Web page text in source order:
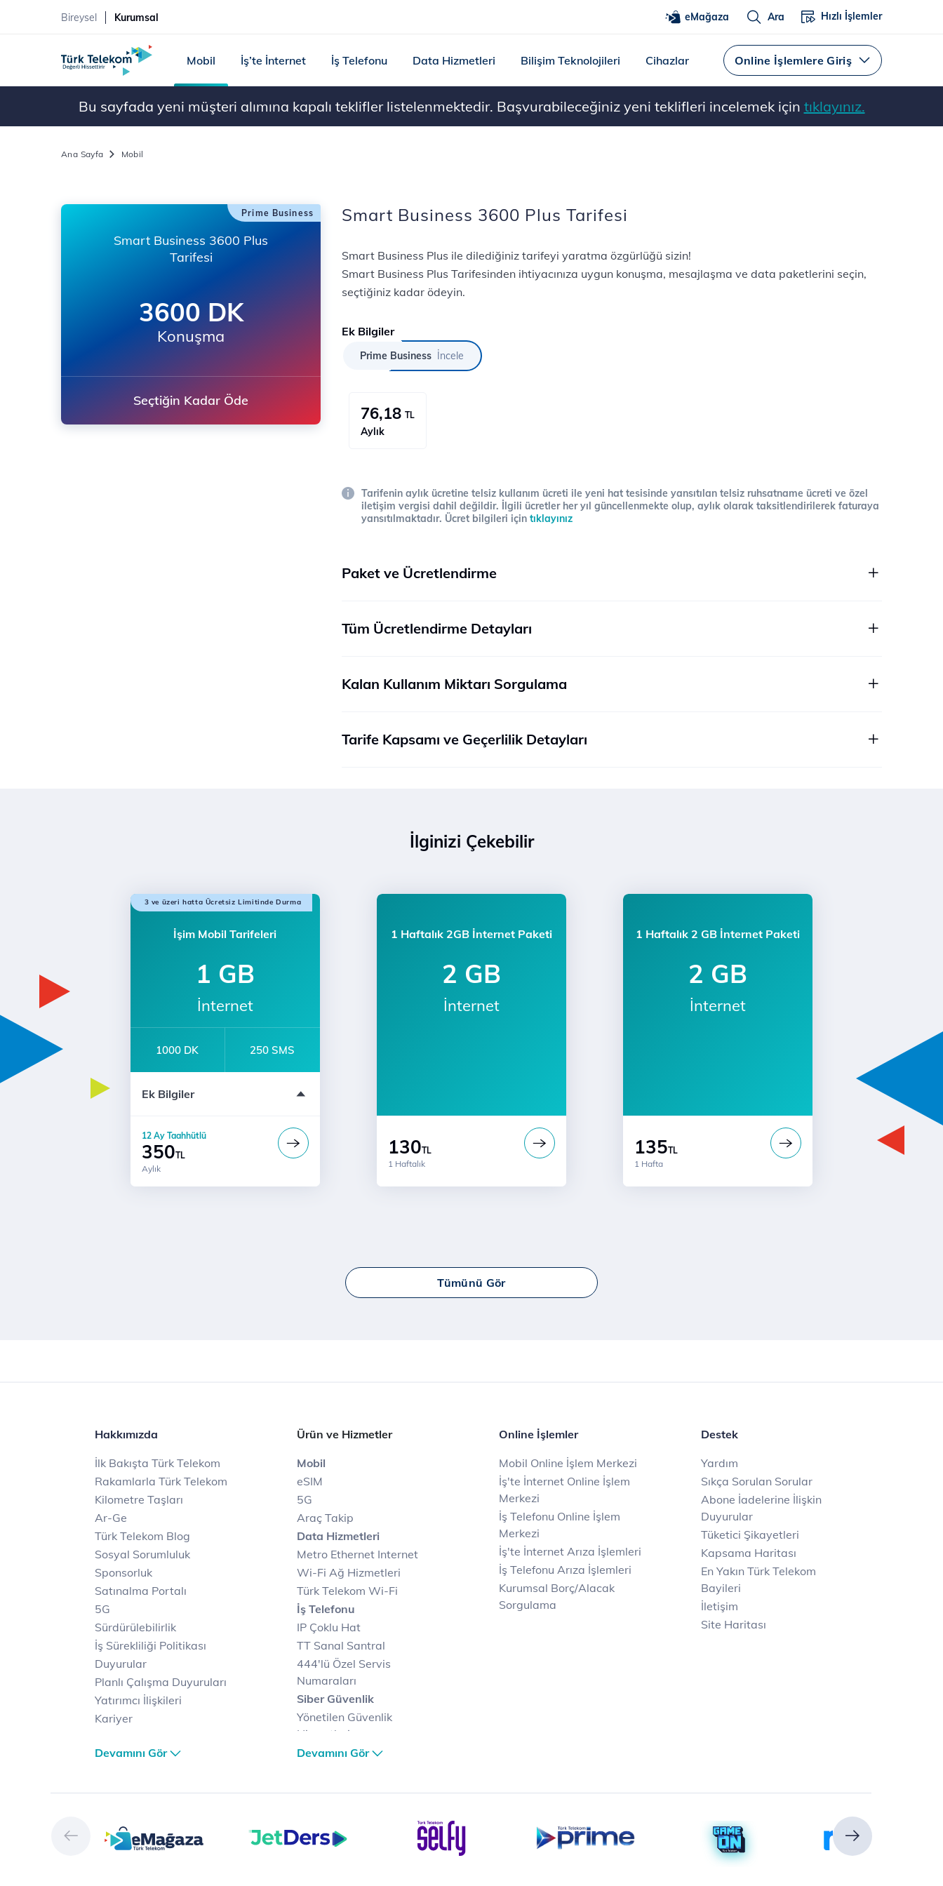
Bireysel Kurumsal eMağaza Ara Hızlı İşlemler
Mobil İş’te İnternet İş Telefonu Data Hizmetleri Bilişim Teknolojileri Cihazlar Online İşlemlere Giriş
Bu sayfada yeni müşteri alımına kapalı teklifler listelenmektedir. Başvurabileceğiniz yeni teklifleri incelemek için tıklayınız.
Ana Sayfa Mobil
Prime Business
Smart Business 3600 Plus
Tarifesi
3600 DK
Konuşma
Seçtiğin Kadar Öde
Smart Business 3600 Plus Tarifesi
Smart Business Plus ile dilediğiniz tarifeyi yaratma özgürlüğü sizin!
Smart Business Plus Tarifesinden ihtiyacınıza uygun konuşma, mesajlaşma ve data paketlerini seçin,
seçtiğiniz kadar ödeyin.
Ek Bilgiler
Prime Business İncele
76,18 TL
Aylık
Tarifenin aylık ücretine telsiz kullanım ücreti ile yeni hat tesisinde yansıtılan telsiz ruhsatname ücreti ve özel
iletişim vergisi dahil değildir. İlgili ücretler her yıl güncellenmekte olup, aylık olarak taksitlendirilerek faturaya
yansıtılmaktadır. Ücret bilgileri için tıklayınız
Paket ve Ücretlendirme
Tüm Ücretlendirme Detayları
Kalan Kullanım Miktarı Sorgulama
Tarife Kapsamı ve Geçerlilik Detayları
İlginizi Çekebilir
3 ve üzeri hatta Ücretsiz Limitinde Durma
İşim Mobil Tarifeleri
1 GB
İnternet
1000 DK 250 SMS
Ek Bilgiler
12 Ay Taahhütlü
12 Ay Taahhütlü
350TL
Aylık
1 Haftalık 2GB İnternet Paketi
2 GB
İnternet
130TL
1 Haftalık
1 Haftalık 2 GB İnternet Paketi
2 GB
İnternet
135TL
1 Hafta
Tümünü Gör
Hakkımızda
İlk Bakışta Türk Telekom
Rakamlarla Türk Telekom
Kilometre Taşları
Ar-Ge
Türk Telekom Blog
Sosyal Sorumluluk
Sponsorluk
Satınalma Portalı
5G
Sürdürülebilirlik
İş Sürekliliği Politikası
Duyurular
Planlı Çalışma Duyuruları
Yatırımcı İlişkileri
Kariyer
Dağıtım
Hizmet Kalitesi Raporları
Vizyon & Değerlerimiz
Devamını Gör
Ürün ve Hizmetler
Mobil
eSIM
5G
Araç Takip
Data Hizmetleri
Metro Ethernet Internet
Wi-Fi Ağ Hizmetleri
Türk Telekom Wi-Fi
İş Telefonu
IP Çoklu Hat
TT Sanal Santral
444'lü Özel Servis
Numaraları
Siber Güvenlik
Yönetilen Güvenlik
Hizmetleri
Siber Güvenlik Merkezi
Sanal Veri Merkezi
Devamını Gör
Online İşlemler
Mobil Online İşlem Merkezi
İş'te İnternet Online İşlem
Merkezi
İş Telefonu Online İşlem
Merkezi
İş'te İnternet Arıza İşlemleri
İş Telefonu Arıza İşlemleri
Kurumsal Borç/Alacak
Sorgulama
Destek
Yardım
Sıkça Sorulan Sorular
Abone İadelerine İlişkin
Duyurular
Tüketici Şikayetleri
Kapsama Haritası
En Yakın Türk Telekom
Bayileri
İletişim
Site Haritası